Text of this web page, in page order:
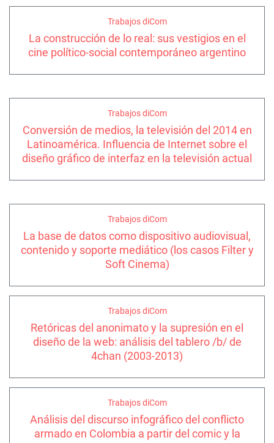
Trabajos diCom
La construcción de lo real: sus vestigios en el
cine político-social contemporáneo argentino
Trabajos diCom
Conversión de medios, la televisión del 2014 en
Latinoamérica. Influencia de Internet sobre el
diseño gráfico de interfaz en la televisión actual
Trabajos diCom
La base de datos como dispositivo audiovisual,
contenido y soporte mediático (los casos Filter y
Soft Cinema)
Trabajos diCom
Retóricas del anonimato y la supresión en el
diseño de la web: análisis del tablero /b/ de
4chan (2003-2013)
Trabajos diCom
Análisis del discurso infográfico del conflicto
armado en Colombia a partir del comic y la